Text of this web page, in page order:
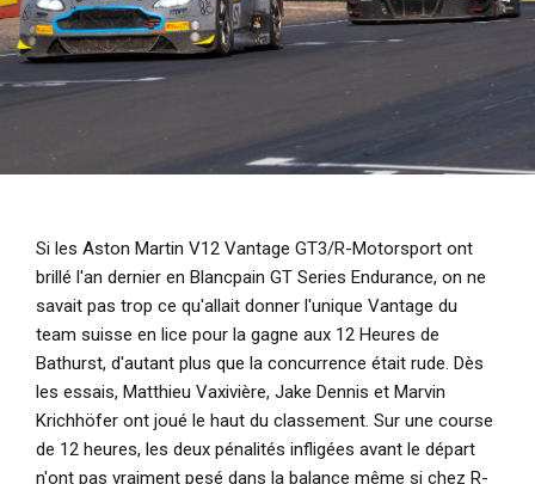
Si les Aston Martin V12 Vantage GT3/R-Motorsport ont
brillé l'an dernier en Blancpain GT Series Endurance, on ne
savait pas trop ce qu'allait donner l'unique Vantage du
team suisse en lice pour la gagne aux 12 Heures de
Bathurst, d'autant plus que la concurrence était rude. Dès
les essais, Matthieu Vaxivière, Jake Dennis et Marvin
Krichhöfer ont joué le haut du classement. Sur une course
de 12 heures, les deux pénalités infligées avant le départ
n'ont pas vraiment pesé dans la balance même si chez R-